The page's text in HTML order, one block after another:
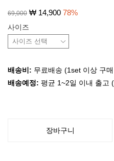
69,000 ₩ 14,900 78%
사이즈
배송비: 무료배송 (1set 이상 구
배송예정: 평균 1~2일 이내 출고
장바구니